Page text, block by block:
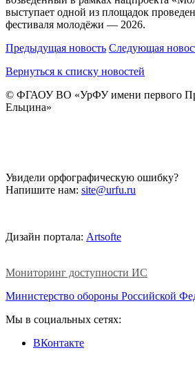
выступает одной из площадок
фестиваля молодёжи — 2026.
Предыдущая новость Следующая
Вернуться к списку новостей
© ФГАОУ ВО «УрФУ имени первого
Ельцина»
Увидели орфографическую ошибку?
Напишите нам: site@urfu.ru
Дизайн портала: Artsofte
Мониторинг доступности ИС
Министерство обороны Российской
Мы в социальных сетях:
ВКонтакте